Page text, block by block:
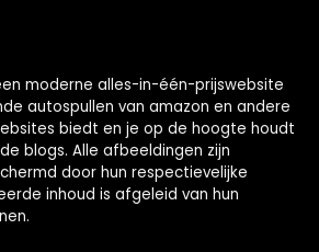
moderne alles-in-één-prijswebsite
autospullen van amazon en andere
biedt en je op de hoogte houdt
blogs. Alle afbeeldingen zijn
door hun respectievelijke
inhoud is afgeleid van hun